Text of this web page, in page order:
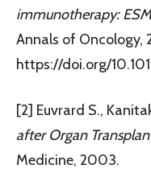
immunotherapy:
Annals of Oncology,
https://doi.org/
[2] Euvrard S.,
after Organ
Medicine, 2003.